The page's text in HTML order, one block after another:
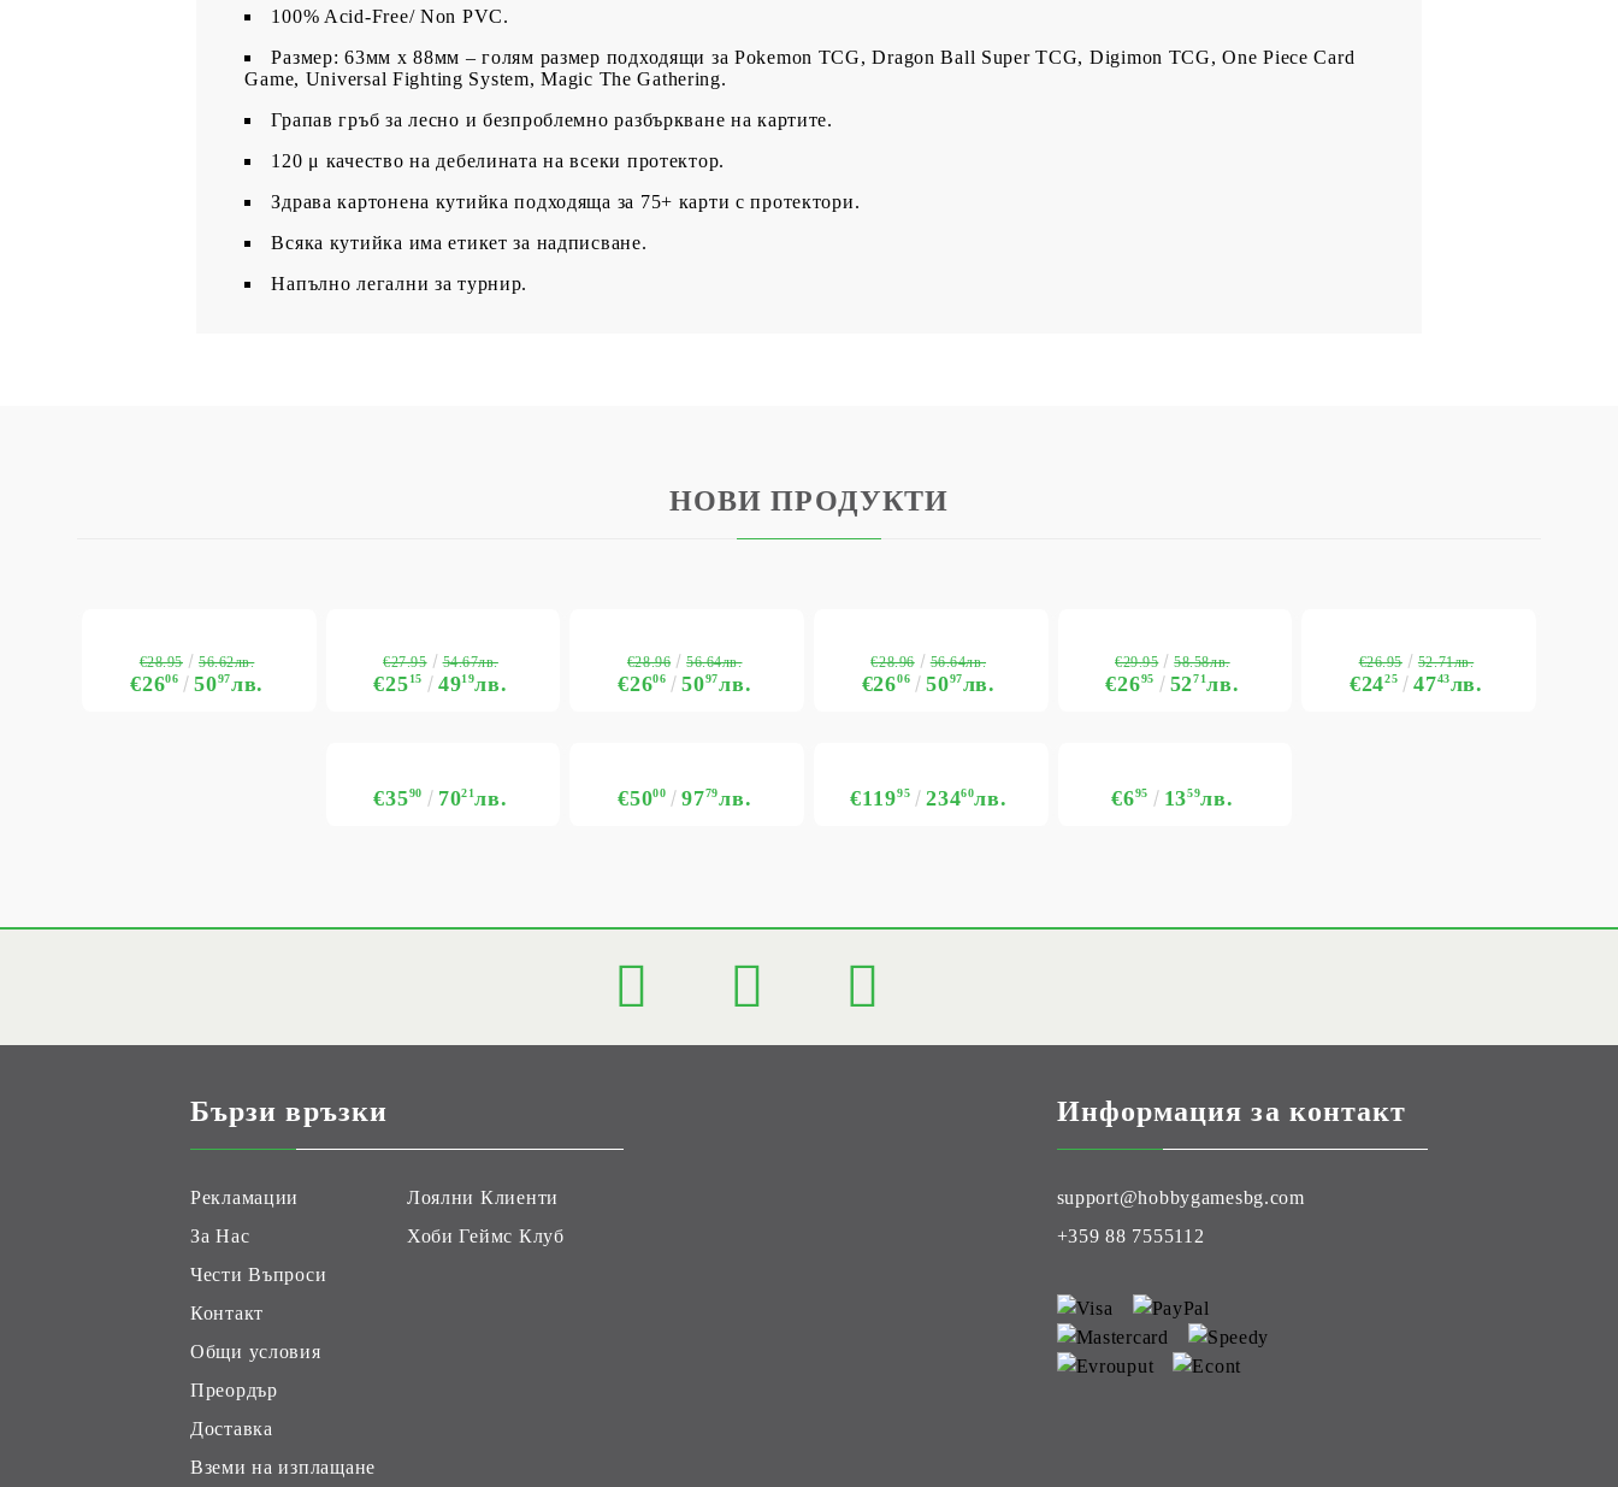
100% Acid-Free/ Non PVC.
Размер: 63мм х 88мм – голям размер подходящи за Pokemon TCG, Dragon Ball Super TCG, Digimon TCG, One Piece Card
Game, Universal Fighting System, Magic The Gathering.
Грапав гръб за лесно и безпроблемно разбъркване на картите.
120 μ качество на дебелината на всеки протектор.
Здрава картонена кутийка подходяща за 75+ карти с протектори.
Всяка кутийка има етикет за надписване.​
Напълно легални за турнир.
НОВИ ПРОДУКТИ
€2606 5097лв.
€28.95 56.62лв.
€2515 4919лв.
€27.95 54.67лв.
€2606 5097лв.
€28.96 56.64лв.
€2606 5097лв.
€28.96 56.64лв.
€2695 5271лв.
€29.95 58.58лв.
€2425 4743лв.
€26.95 52.71лв.
€3590 7021лв. €5000 9779лв. €11995 23460лв. €695 1359лв.
Бързи връзки
Рекламации
За Нас
Чести Въпроси
Контакт
Общи условия
Преордър
Доставка
Вземи на изплащане
Лоялни Клиенти
Хоби Геймс Клуб
Информация за контакт
support@hobbygamesbg.com
+359 88 7555112